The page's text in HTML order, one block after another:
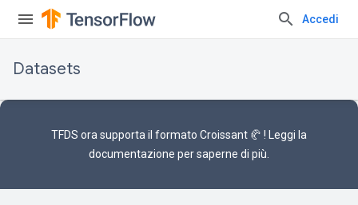
Accedi
Datasets
TFDS ora supporta il formato Croissant 🥐 ! Leggi la
documentazione per saperne di più.